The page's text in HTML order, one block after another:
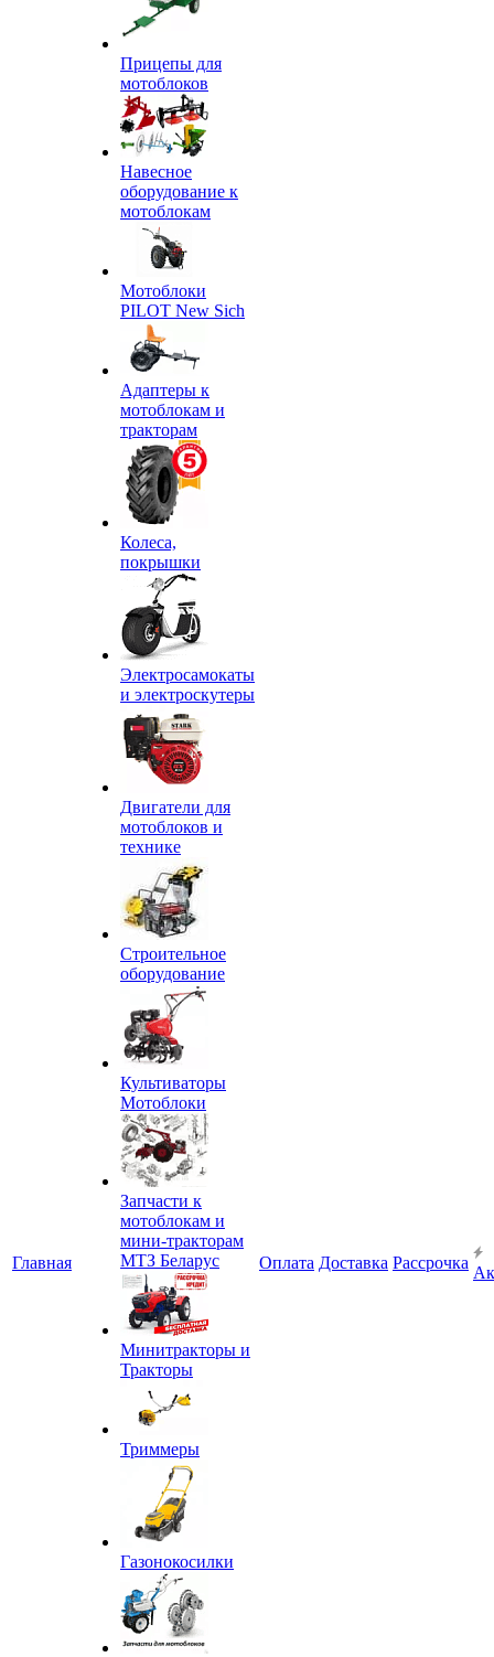
Главная
Прицепы для
мотоблоков
Навесное
оборудование к
мотоблокам
Мотоблоки
PILOT New Sich
Адаптеры к
мотоблокам и
тракторам
Колеса,
покрышки
Электросамокаты
и электроскутеры
Двигатели для
мотоблоков и
технике
Строительное
оборудование
Культиваторы
Мотоблоки
Запчасти к
мотоблокам и
мини-тракторам
МТЗ Беларус
Минитракторы и
Тракторы
Триммеры
Газонокосилки
Оплата Доставка Рассрочка